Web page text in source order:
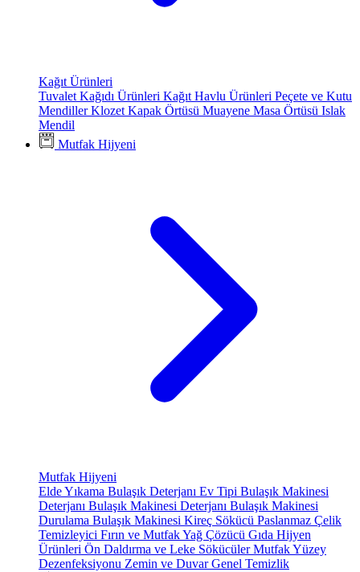
Kağıt Ürünleri
Tuvalet Kağıdı Ürünleri Kağıt Havlu Ürünleri Peçete ve Kutu
MendillerKlozet Kapak Örtüsü Muayene Masa Örtüsü Islak
Mendil
Mutfak Hijyeni
Mutfak Hijyeni
Elde Yıkama Bulaşık Deterjanı Ev Tipi Bulaşık Makinesi
Deterjanı Bulaşık Makinesi Deterjanı Bulaşık Makinesi
Durulama Bulaşık Makinesi Kireç Sökücü Paslanmaz Çelik
Temizleyici Fırın ve Mutfak Yağ Çözücü Gıda Hijyen
Ürünleri Ön Daldırma ve Leke SökücülerMutfak Yüzey
Dezenfeksiyonu Zemin ve Duvar Genel Temizlik